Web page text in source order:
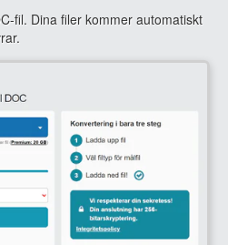
fil. Dina filer kommer automatiskt